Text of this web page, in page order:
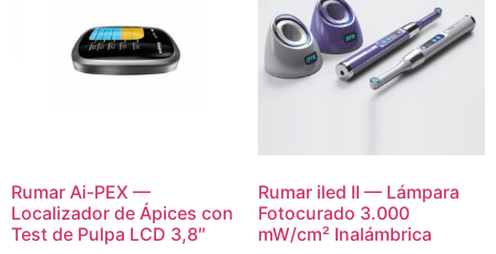
Rumar Ai-PEX —
Localizador de Ápices con
Test de Pulpa LCD 3,8″
Rumar iled II — Lámpara
Fotocurado 3.000
mW/cm² Inalámbrica